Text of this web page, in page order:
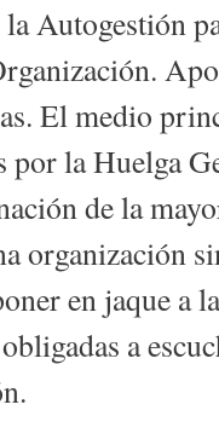
Autogestión
El medio
por la Huelga
de la
organización
en jaque a
a